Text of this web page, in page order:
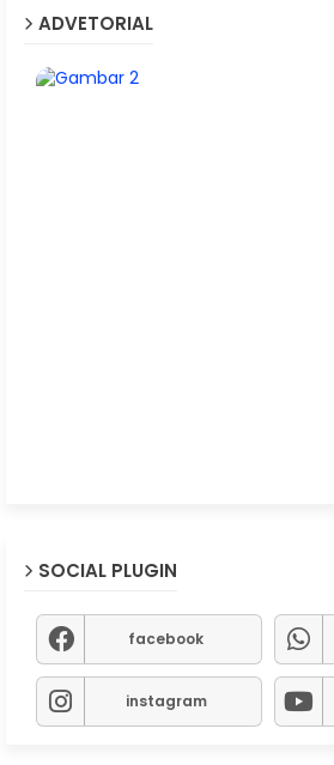
ADVETORIAL
SOCIAL PLUGIN
facebook
instagram